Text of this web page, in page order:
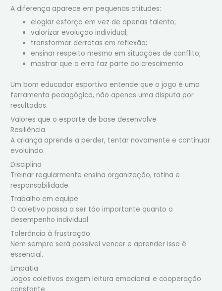
A diferença aparece em pequenas atitudes:
elogiar esforço em vez de apenas talento;
valorizar evolução individual;
transformar derrotas em reflexão;
ensinar respeito mesmo em situações de conflito;
mostrar que o erro faz parte do crescimento.
Um bom educador esportivo entende que o jogo é uma
ferramenta pedagógica, não apenas uma disputa por
resultados.
Valores que o esporte de base desenvolve
Resiliência
A criança aprende a perder, tentar novamente e continuar
evoluindo.
Disciplina
Treinar regularmente ensina organização, rotina e
responsabilidade.
Trabalho em equipe
O coletivo passa a ser tão importante quanto o
desempenho individual.
Tolerância à frustração
Nem sempre será possível vencer e aprender isso é
essencial.
Empatia
Jogos coletivos exigem leitura emocional e cooperação